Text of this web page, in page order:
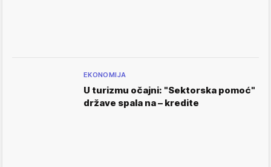
EKONOMIJA
U turizmu očajni: "Sektorska pomoć"
države spala na – kredite